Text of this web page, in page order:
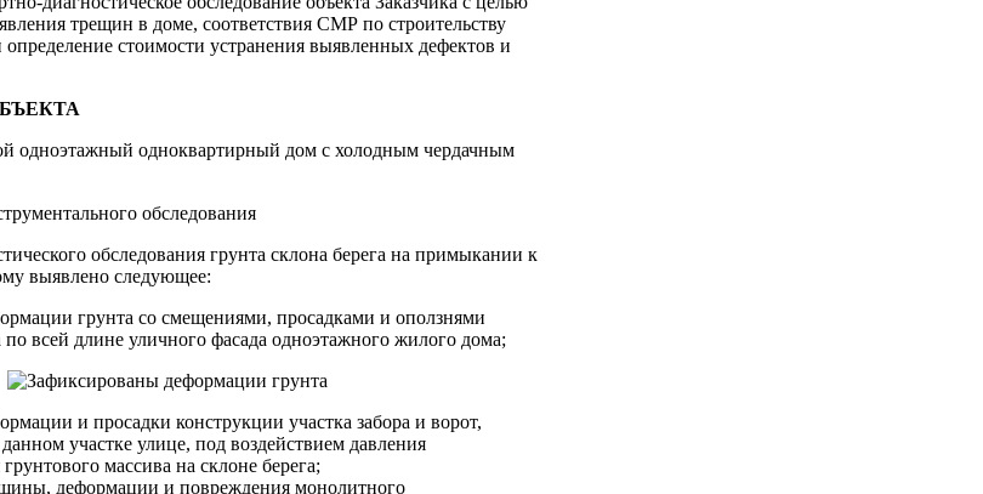
трещин в доме, соответствия СМР по строительству
стоимости устранения выявленных дефектов и
одноэтажный одноквартирный дом с холодным чердачным
обследования
обследования грунта склона берега на примыкании к
выявлено следующее:
грунта со смещениями, просадками и оползнями
по всей длине уличного фасада одноэтажного жилого дома;
и просадки конструкции участка забора и ворот,
участке улице, под воздействием давления
массива на склоне берега;
деформации и повреждения монолитного